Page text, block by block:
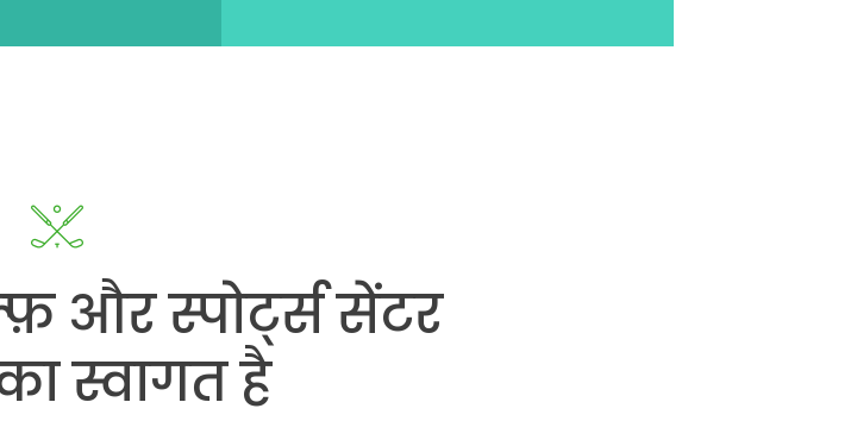
और स्पोर्ट्स सेंटर
स्वागत है